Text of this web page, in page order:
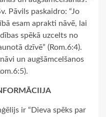
Pāvils paskaidro: “Jo
esam aprakti nāvē, lai
spēkā uzcelts no
dzīvē” (Rom.6:4).
un augšāmcelšanos
ir “Dieva spēks par